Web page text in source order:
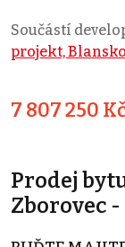
Součástí
projekt, Blansko
7 807 250
Prodej
Zborovec